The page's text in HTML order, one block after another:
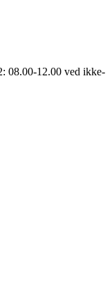
08.00-12.00 ved ikke-